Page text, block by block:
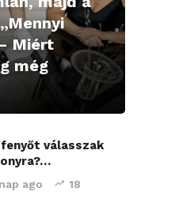
Miért
még
válasszak
ago 18